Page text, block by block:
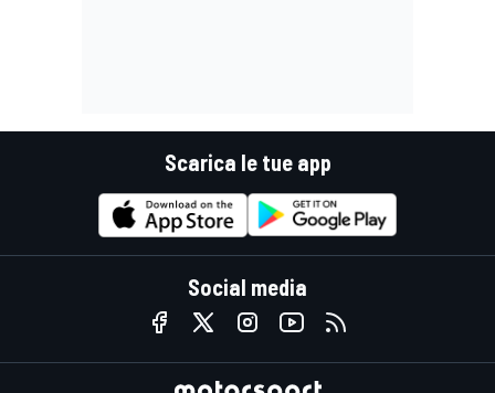
Scarica le tue app
Social media